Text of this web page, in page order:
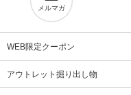
メルマガ
WEB限定クーポン
アウトレット掘り出し物